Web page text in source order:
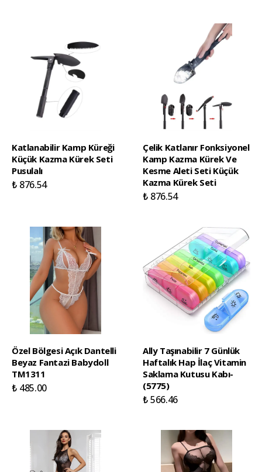
Katlanabilir Kamp Küreği
Küçük Kazma Kürek Seti
Pusulalı
₺ 876.54
Çelik Katlanır Fonksiyonel
Kamp Kazma Kürek Ve
Kesme Aleti Seti Küçük
Kazma Kürek Seti
₺ 876.54
Özel Bölgesi Açık Dantelli
Beyaz Fantazi Babydoll
TM1311
₺ 485.00
Ally Taşınabilir 7 Günlük
Haftalık Hap İlaç Vitamin
Saklama Kutusu Kabı-
(5775)
₺ 566.46